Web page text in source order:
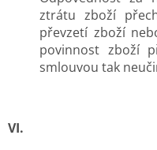
ztrátu zboží
převzetí zboží
povinnost zboží
smlouvou tak
VI.